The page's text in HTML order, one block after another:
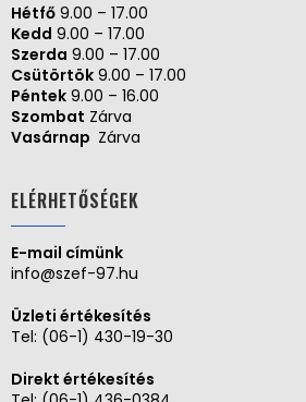
Hétfő 9.00 – 17.00
Kedd 9.00 – 17.00
Szerda 9.00 – 17.00
Csütörtök 9.00 – 17.00
Péntek 9.00 – 16.00
Szombat Zárva
Vasárnap Zárva
ELÉRHETŐSÉGEK
E-mail címünk
info@szef-97.hu
Üzleti értékesítés
Tel: (06-1) 430-19-30
Direkt értékesítés